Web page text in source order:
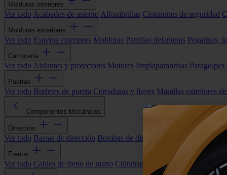
Molduras interiores
Ver todo Acabados de asiento Alfombrillas Cinturones de seguridad
Molduras exteriores
Ver todo Espejos exteriores Molduras Parrillas delanteras Pegatinas,
Carrocería
Ver todo Aislantes y protectores Motores limpiaparabrisas
Puertas
Ver todo Burletes de puerta Cerraduras y llaves Manillas exteriores
Componentes Mecánicos
Dirección
Ver todo Barras de dirección Bombas de dirección asistida
Frenos
Ver todo Cables de freno de mano Cilindros de freno Componentes